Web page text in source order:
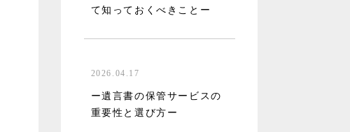
て知っておくべきことー
2026.04.17
ー遺言書の保管サービスの
重要性と選び方ー